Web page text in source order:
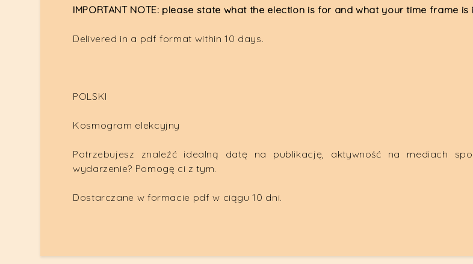
IMPORTANT NOTE: please state what the election is for and what your time frame is
Delivered in a pdf format within 10 days.
POLSKI
Kosmogram elekcyjny
Potrzebujesz znaleźć idealną datę na publikację, aktywność na mediach
wydarzenie? Pomogę ci z tym.
Dostarczane w formacie pdf w ciągu 10 dni.